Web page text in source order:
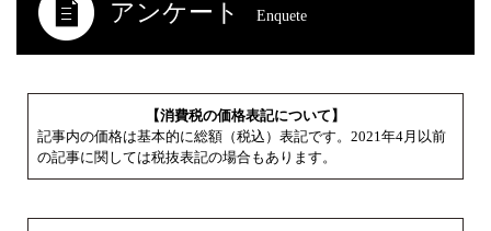
アンケート Enquete
【消費税の価格表記について】
記事内の価格は基本的に総額（税込）表記です。2021年4月以前
の記事に関しては税抜表記の場合もあります。